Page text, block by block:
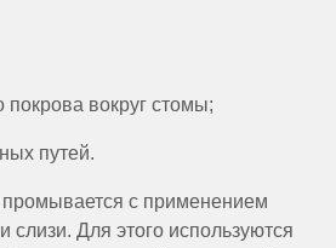
покрова вокруг стомы;
путей.
с применением
слизи. Для этого используются